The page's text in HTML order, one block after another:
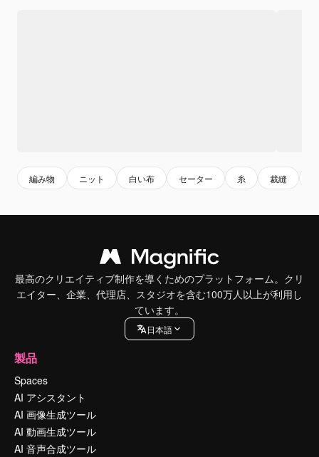
編み物 ニット 白い布 セーター 糸 裁縫
最高のクリエイティブ制作を導くためのプラットフォーム。クリ
エイター、企業、代理店、スタジオを含む100万人以上が利用し
ています。
日本語
製品
Spaces
AI アシスタント
AI 画像生成ツール
AI 動画生成ツール
AI 音声合成ツール